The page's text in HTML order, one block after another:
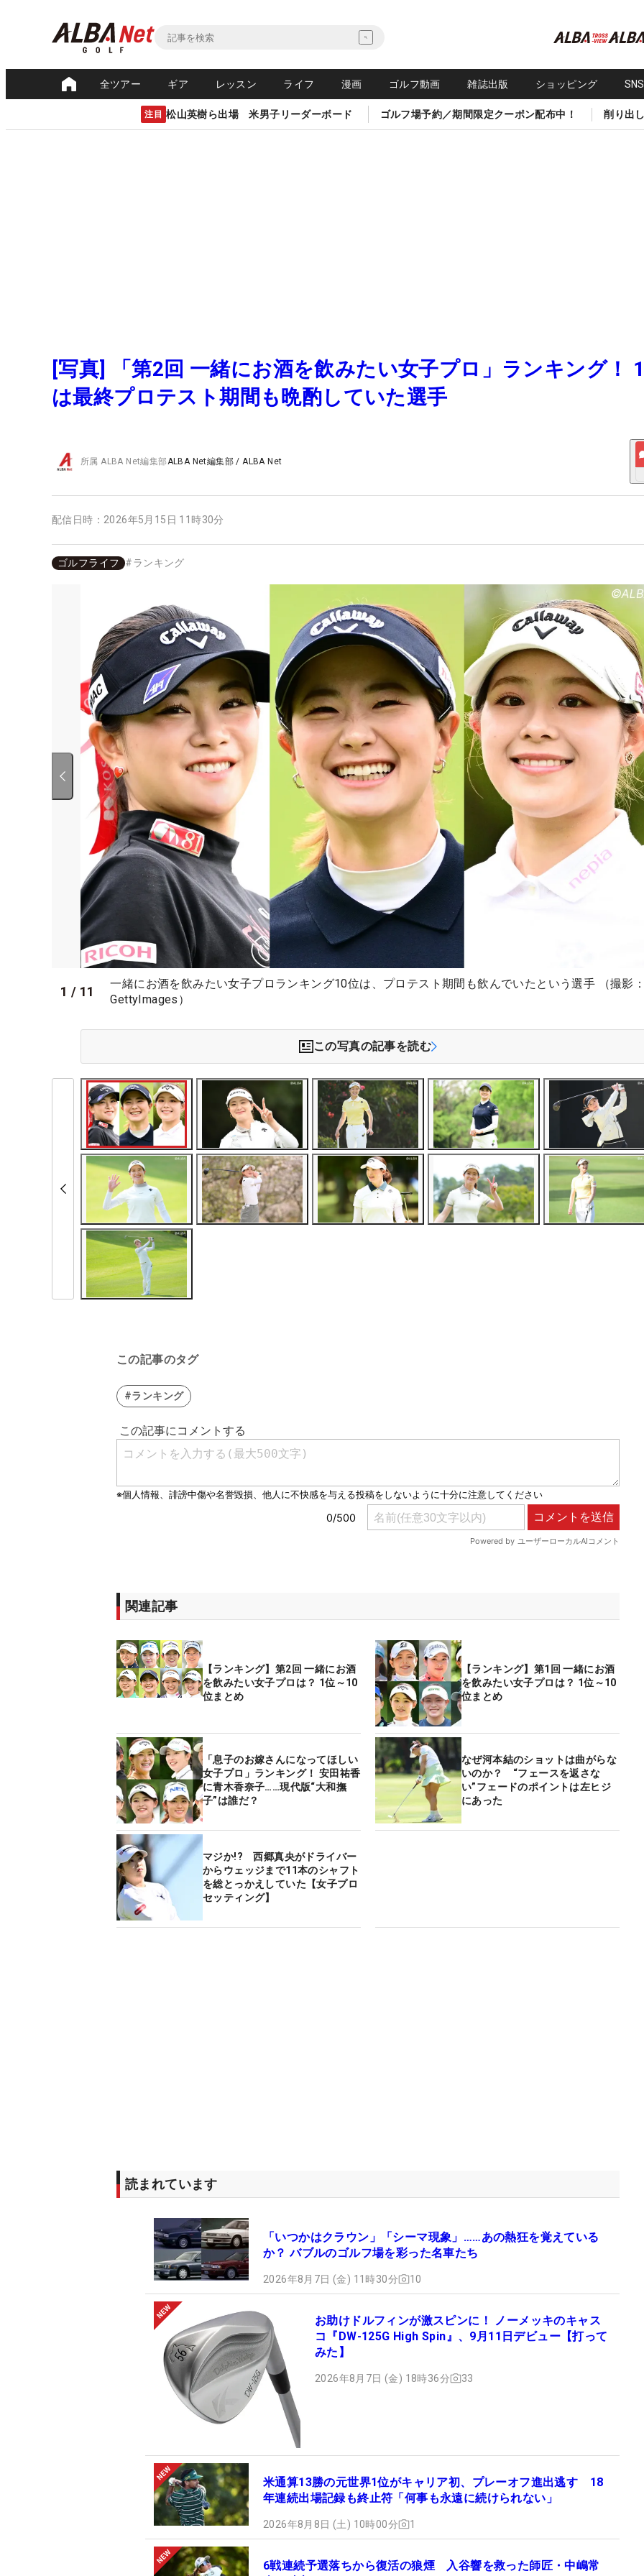
全ツアー ギア レッスン ライフ 漫画 ゴルフ動画 雑誌出版 ショッピング
注目 松山英樹ら出場 米男子リーダーボード ゴルフ場予約／期間限定クーポン配布中！ 削り出
[写真] 「第2回 一緒にお酒を飲みたい女子プロ」ランキング！
は最終プロテスト期間も晩酌していた選手
所属ALBA Net編集部ALBA Net編集部 /ALBA Net
配信日時： 2026年5月15日 11時30分
ゴルフライフ #ランキング
1 / 11
一緒にお酒を飲みたい女子プロランキング10位は、プロテスト期間も飲んでいたという選手 （撮影
GettyImages）
この写真の記事を読む
この記事のタグ
#ランキング
関連記事
【ランキング】第2回 一緒にお酒
を飲みたい女子プロは？ 1位～10
位まとめ
【ランキング】第1回 一緒にお酒
を飲みたい女子プロは？ 1位～10
位まとめ
「息子のお嫁さんになってほしい
女子プロ」ランキング！ 安田祐香
に青木香奈子……現代版“大和撫
子”は誰だ？
なぜ河本結のショットは曲がらな
いのか？ “フェースを返さな
い”フェードのポイントは左ヒジ
にあった
マジか!? 西郷真央がドライバー
からウェッジまで11本のシャフト
を総とっかえしていた【女子プロ
セッティング】
読まれています
「いつかはクラウン」「シーマ現象」……あの熱狂を覚えている
か？ バブルのゴルフ場を彩った名車たち
2026年8月7日 (金) 11時30分 10
お助けドルフィンが激スピンに！ ノーメッキのキャス
コ『DW-125G High Spin』、9月11日デビュー【打って
みた】
2026年8月7日 (金) 18時36分 33
米通算13勝の元世界1位がキャリア初、プレーオフ進出逃す 18
年連続出場記録も終止符「何事も永遠に続けられない」
2026年8月8日 (土) 10時00分 1
6戦連続予選落ちから復活の狼煙 入谷響を救った師匠・中嶋常